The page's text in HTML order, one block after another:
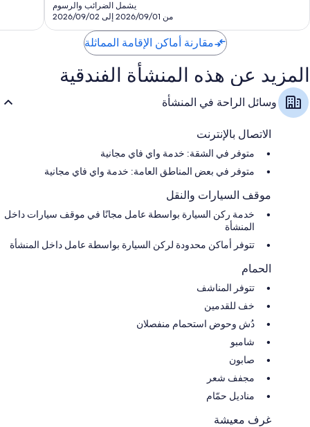
هو
SAR
301
يشمل الضرائب والرسوم
من 2026/09/01 إلى 2026/09/02
مقارنة أماكن الإقامة المماثلة
المزيد عن هذه المنشأة الفندقية
وسائل الراحة في المنشأة
الاتصال بالإنترنت
متوفر في الشقة: خدمة واي فاي مجانية
متوفر في بعض المناطق العامة: خدمة واي فاي مجانية
موقف السيارات والنقل
خدمة ركن السيارة بواسطة عامل مجانًا في موقف سيارات داخل
المنشأة
تتوفر أماكن محدودة لركن السيارة بواسطة عامل داخل المنشأة
الحمام
تتوفر المناشف
خف للقدمين
دُش وحوض استحمام منفصلان
شامبو
صابون
مجفف شعر
مناديل حمّام
غرف معيشة